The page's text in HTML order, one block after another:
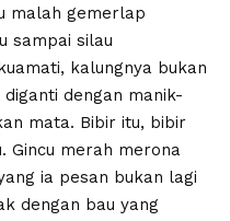
malah gemerlap
sampai silau
kalungnya bukan
dengan manik-
mata. Bibir itu, bibir
Gincu merah merona
ia pesan bukan lagi
dengan bau yang